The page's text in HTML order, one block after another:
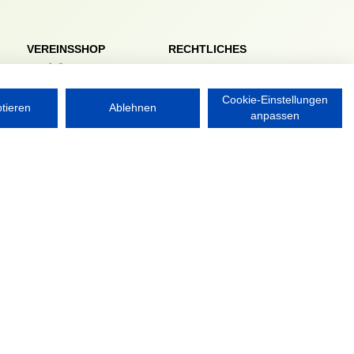
VEREINSSHOP
RECHTLICHES
Datenschutzerklärung
Ablehnen
Cookie-Einstellungen
anpassen